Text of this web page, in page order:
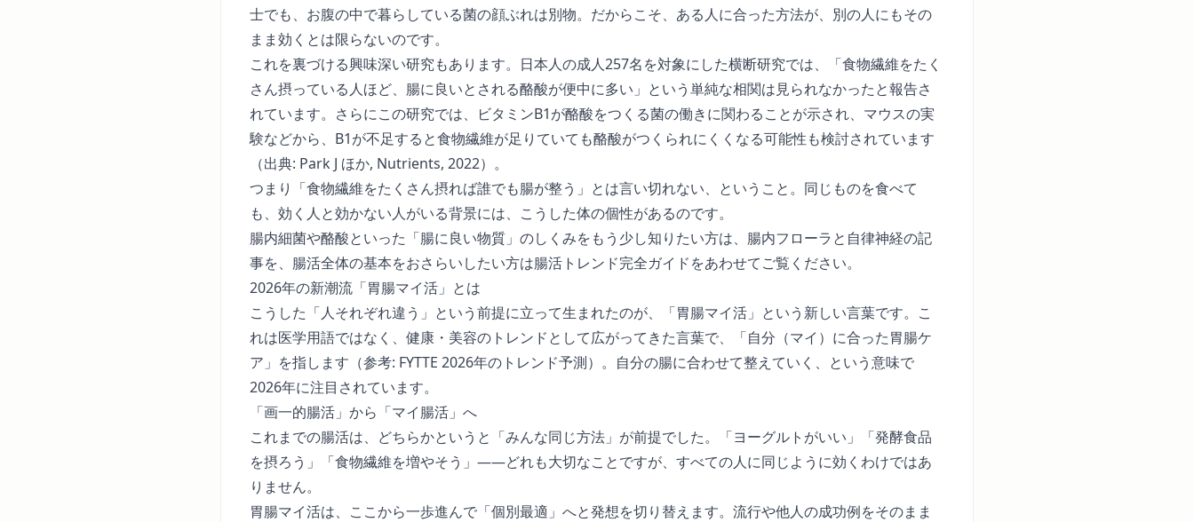
士でも、お腹の中で暮らしている菌の顔ぶれは別物。だからこそ、ある人に合った方法が、別の人にもその
まま効くとは限らないのです。
これを裏づける興味深い研究もあります。日本人の成人257名を対象にした横断研究では、「食物繊維をたく
さん摂っている人ほど、腸に良いとされる酪酸が便中に多い」という単純な相関は見られなかったと報告さ
れています。さらにこの研究では、ビタミンB1が酪酸をつくる菌の働きに関わることが示され、マウスの実
験などから、B1が不足すると食物繊維が足りていても酪酸がつくられにくくなる可能性も検討されています
（出典: Park J ほか, Nutrients, 2022）。
つまり「食物繊維をたくさん摂れば誰でも腸が整う」とは言い切れない、ということ。同じものを食べて
も、効く人と効かない人がいる背景には、こうした体の個性があるのです。
腸内細菌や酪酸といった「腸に良い物質」のしくみをもう少し知りたい方は、 腸内フローラと自律神経の記
事を、腸活全体の基本をおさらいしたい方は腸活トレンド完全ガイドをあわせてご覧ください。
2026年の新潮流「胃腸マイ活」とは
こうした「人それぞれ違う」という前提に立って生まれたのが、「胃腸マイ活」という新しい言葉です。こ
れは医学用語ではなく、健康・美容のトレンドとして広がってきた言葉で、「自分（マイ）に合った胃腸ケ
ア」を指します（参考: FYTTE 2026年のトレンド予測）。自分の腸に合わせて整えていく、という意味で
2026年に注目されています。
「画一的腸活」から「マイ腸活」へ
これまでの腸活は、どちらかというと「みんな同じ方法」が前提でした。「ヨーグルトがいい」「発酵食品
を摂ろう」「食物繊維を増やそう」——どれも大切なことですが、すべての人に同じように効くわけではあ
りません。
胃腸マイ活は、ここから一歩進んで「個別最適」へと発想を切り替えます。流行や他人の成功例をそのまま